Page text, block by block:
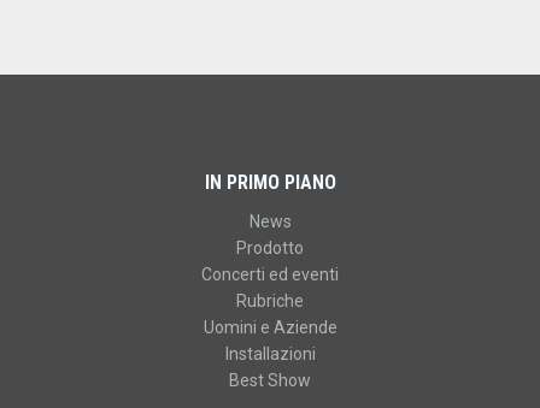
IN PRIMO PIANO
News
Prodotto
Concerti ed eventi
Rubriche
Uomini e Aziende
Installazioni
Best Show